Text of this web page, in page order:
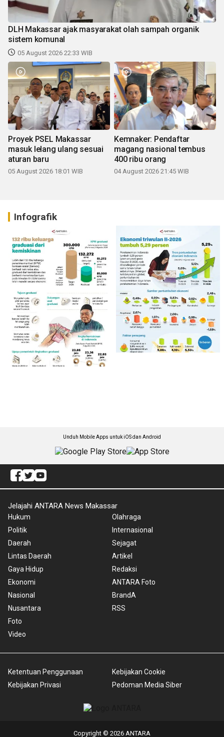
DLH Makassar ajak masyarakat olah sampah organik
sistem komunal
05 August 2026 22:33 WIB
Proyek PSEL Makassar
masuk lelang ulang sesuai
aturan baru
05 August 2026 18:01 WIB
Kemnaker: Pendaftar
magang nasional tembus
400 ribu orang
04 August 2026 21:45 WIB
Infografik
Unduh Mobile Apps untuk iOS dan Android
Jelajahi ANTARA News Makassar
Hukum
Politik
Daerah
Lintas Daerah
Gaya Hidup
Ekonomi
Nasional
Nusantara
Foto
Video
Olahraga
Internasional
Sejagat
Artikel
Redaksi
ANTARA Foto
BrandA
RSS
Ketentuan Penggunaan
Kebijakan Privasi
Kebijakan Cookie
Pedoman Media Siber
Copyright © 2026 ANTARA